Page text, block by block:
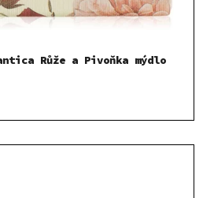
Růže a Pivoňka mýdlo